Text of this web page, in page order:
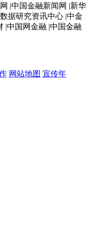
|中国金融新闻网 |新华
据研究资讯中心 |中金
|中国网金融 |中国金融
网站地图 宣传年